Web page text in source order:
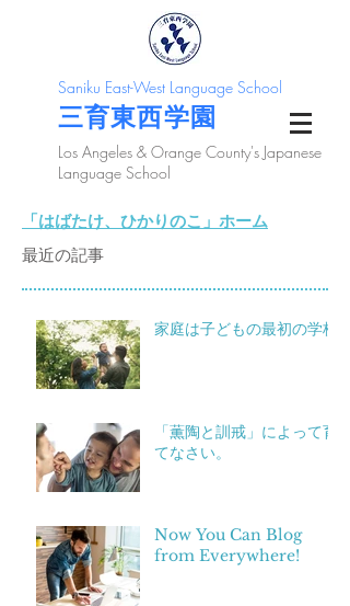
三育東西学園
Los Angeles & Orange County's Japanese
Language School
Saniku East-West Language School
「はばたけ、ひかりのこ」ホーム
最近の記事
家庭は子どもの最初の学校
「薫陶と訓戒」によって育
てなさい。
Now You Can Blog
from Everywhere!